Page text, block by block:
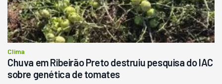
Clima
Chuva em Ribeirão Preto destruiu pesquisa do IAC
sobre genética de tomates